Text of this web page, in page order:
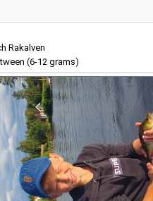
Rakalven
(6-12 grams)